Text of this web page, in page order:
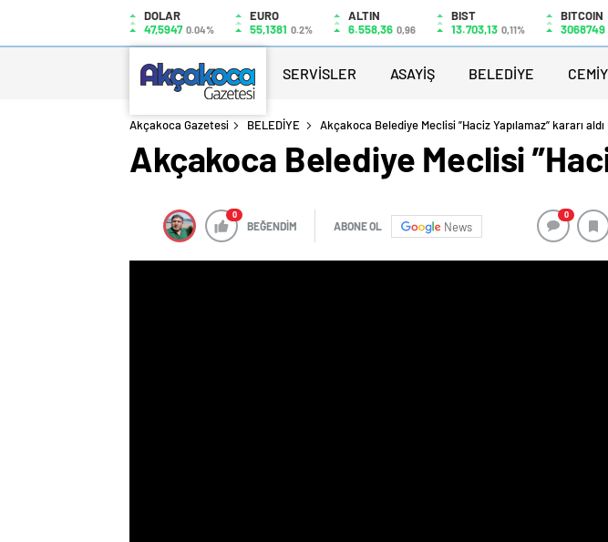
DOLAR
47,5947 0.04%
EURO
55,1381 0.2%
ALTIN
6.558,36 0,96
BIST
13.703,13 0,11%
BITCOIN
3068749
SERVİSLER ASAYİŞ BELEDİYE
Akçakoca Gazetesi BELEDİYE Akçakoca Belediye Meclisi ”Haciz Yapılamaz” kararı aldı
Akçakoca Belediye Meclisi
0
BEĞENDİM ABONE OL News
0